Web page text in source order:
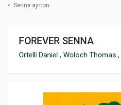
< Senna ayrton
FOREVER SENNA
Ortelli Daniel , Woloch Thomas ,